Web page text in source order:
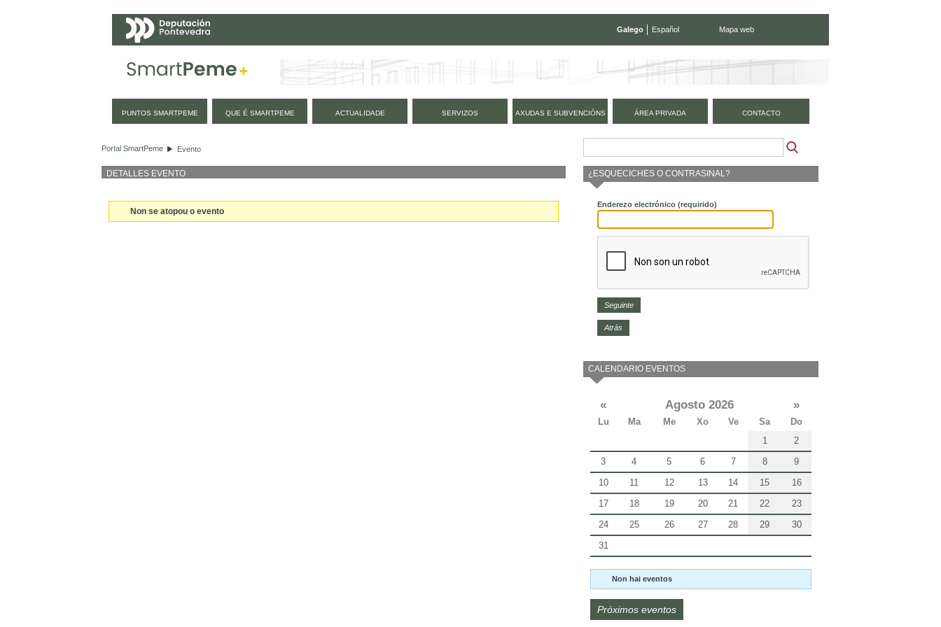
Galego Español Mapa web
PUNTOS SMARTPEME QUE É SMARTPEME ACTUALIDADE SERVIZOS AXUDAS E SUBVENCIÓNS ÁREA PRIVADA CONTACTO
Portal SmartPeme Evento
DETALLES EVENTO
Non se atopou o evento
¿ESQUECICHES O CONTRASINAL?
Enderezo electrónico (requirido)
Atrás
CALENDARIO EVENTOS
« Agosto 2026 »
Lu Ma Me Xo Ve Sa
Do
1
2
3
4 5 6 7 8
9
10
11 12 13 14 15
16
17
18 19 20 21 22
23
24
25 26 27 28 29
30
31
Non hai eventos
Próximos eventos